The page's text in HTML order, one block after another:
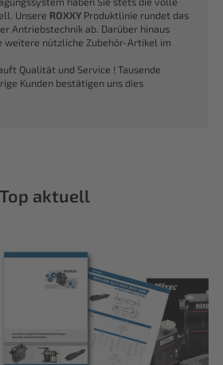
Unsere ROXXY Produktlinie rundet das
Antriebstechnik ab. Darüber hinaus
weitere nützliche Zubehör-Artikel im
Qualität und Service ! Tausende
Kunden bestätigen uns dies
Top aktuell